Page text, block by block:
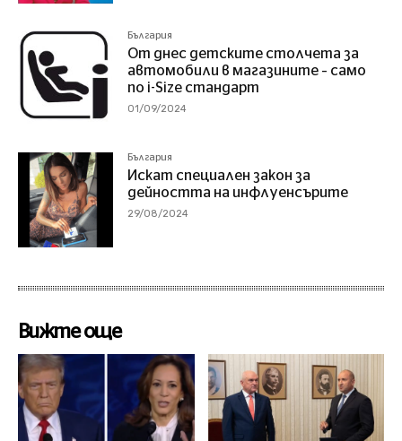
България
От днес детските столчета за
автомобили в магазините – само
по i-Size стандарт
01/09/2024
България
Искат специален закон за
дейността на инфлуенсърите
29/08/2024
Вижте още